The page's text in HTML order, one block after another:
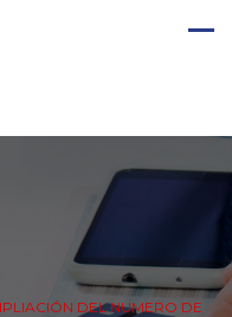
DEL NUMERO DE